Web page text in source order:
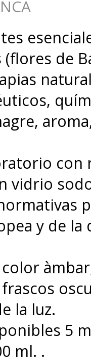
de
con
vidrio
y de la
la luz.
5
ml. .